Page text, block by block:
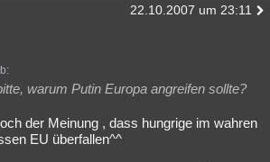
22.10.2007 um 23:11
warum Putin Europa angreifen sollte?
der Meinung , dass hungrige im wahren
EU überfallen^^